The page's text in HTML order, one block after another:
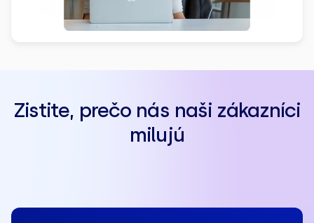
Zistite, prečo nás naši zákazníci
milujú